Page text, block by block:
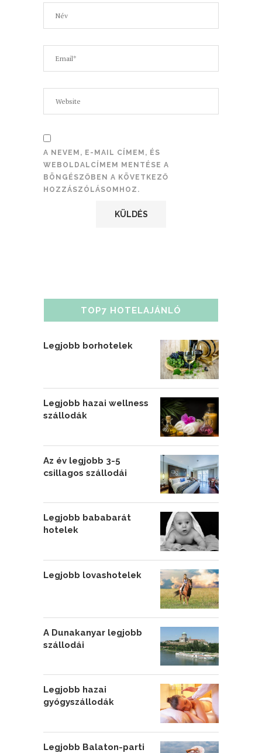
A NEVEM, E-MAIL CÍMEM, ÉS
WEBOLDALCÍMEM MENTÉSE A
BÖNGÉSZŐBEN A KÖVETKEZŐ
HOZZÁSZÓLÁSOMHOZ.
TOP7 HOTELAJÁNLÓ
Legjobb borhotelek
Legjobb hazai wellness
szállodák
Az év legjobb 3-5
csillagos szállodái
Legjobb bababarát
hotelek
Legjobb lovashotelek
A Dunakanyar legjobb
szállodái
Legjobb hazai
gyógyszállodák
Legjobb Balaton-parti